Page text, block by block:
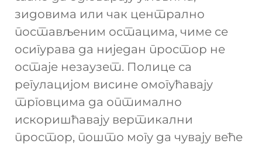
зидовима или чак централно
постављеним остацима, чиме се
осигурава да ниједан простор не
остаје незаузет. Полице са
регулацијом висине омогућавају
трговцима да оптимално
искоришћавају вертикални
простор, пошто могу да чувају веће